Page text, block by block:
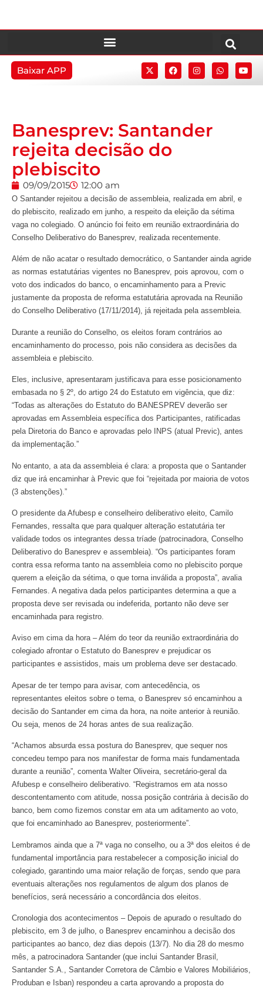
Baixar APP
Banesprev: Santander
rejeita decisão do
plebiscito
09/09/2015 12:00 am
O Santander rejeitou a decisão de assembleia, realizada em abril, e
do plebiscito, realizado em junho, a respeito da eleição da sétima
vaga no colegiado. O anúncio foi feito em reunião extraordinária do
Conselho Deliberativo do Banesprev, realizada recentemente.
Além de não acatar o resultado democrático, o Santander ainda agride
as normas estatutárias vigentes no Banesprev, pois aprovou, com o
voto dos indicados do banco, o encaminhamento para a Previc
justamente da proposta de reforma estatutária aprovada na Reunião
do Conselho Deliberativo (17/11/2014), já rejeitada pela assembleia.
Durante a reunião do Conselho, os eleitos foram contrários ao
encaminhamento do processo, pois não considera as decisões da
assembleia e plebiscito.
Eles, inclusive, apresentaram justificava para esse posicionamento
embasada no § 2º, do artigo 24 do Estatuto em vigência, que diz:
“Todas as alterações do Estatuto do BANESPREV deverão ser
aprovadas em Assembleia específica dos Participantes, ratificadas
pela Diretoria do Banco e aprovadas pelo INPS (atual Previc), antes
da implementação.”
No entanto, a ata da assembleia é clara: a proposta que o Santander
diz que irá encaminhar à Previc que foi “rejeitada por maioria de votos
(3 abstenções).”
O presidente da Afubesp e conselheiro deliberativo eleito, Camilo
Fernandes, ressalta que para qualquer alteração estatutária ter
validade todos os integrantes dessa tríade (patrocinadora, Conselho
Deliberativo do Banesprev e assembleia). “Os participantes foram
contra essa reforma tanto na assembleia como no plebiscito porque
querem a eleição da sétima, o que torna inválida a proposta”, avalia
Fernandes. A negativa dada pelos participantes determina a que a
proposta deve ser revisada ou indeferida, portanto não deve ser
encaminhada para registro.
Aviso em cima da hora – Além do teor da reunião extraordinária do
colegiado afrontar o Estatuto do Banesprev e prejudicar os
participantes e assistidos, mais um problema deve ser destacado.
Apesar de ter tempo para avisar, com antecedência, os
representantes eleitos sobre o tema, o Banesprev só encaminhou a
decisão do Santander em cima da hora, na noite anterior à reunião.
Ou seja, menos de 24 horas antes de sua realização.
“Achamos absurda essa postura do Banesprev, que sequer nos
concedeu tempo para nos manifestar de forma mais fundamentada
durante a reunião”, comenta Walter Oliveira, secretário-geral da
Afubesp e conselheiro deliberativo. “Registramos em ata nosso
descontentamento com atitude, nossa posição contrária à decisão do
banco, bem como fizemos constar em ata um aditamento ao voto,
que foi encaminhado ao Banesprev, posteriormente”.
Lembramos ainda que a 7ª vaga no conselho, ou a 3ª dos eleitos é de
fundamental importância para restabelecer a composição inicial do
colegiado, garantindo uma maior relação de forças, sendo que para
eventuais alterações nos regulamentos de algum dos planos de
benefícios, será necessário a concordância dos eleitos.
Cronologia dos acontecimentos – Depois de apurado o resultado do
plebiscito, em 3 de julho, o Banesprev encaminhou a decisão dos
participantes ao banco, dez dias depois (13/7). No dia 28 do mesmo
mês, a patrocinadora Santander (que inclui Santander Brasil,
Santander S.A., Santander Corretora de Câmbio e Valores Mobiliários,
Produban e Isban) respondeu a carta aprovando a proposta do